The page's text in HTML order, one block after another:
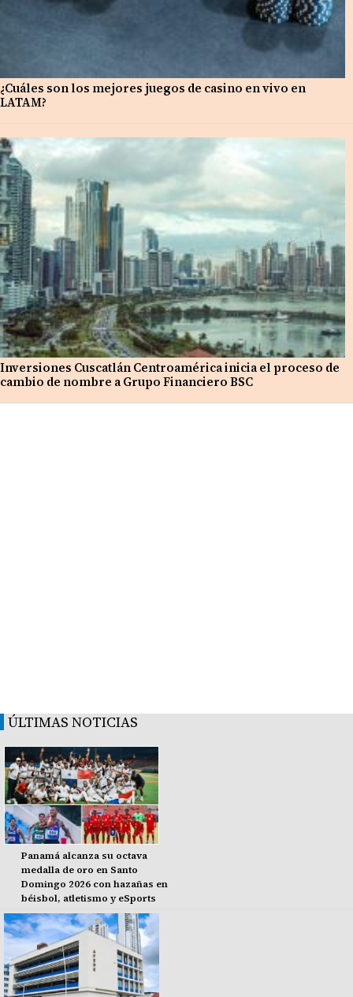
¿Cuáles son los mejores juegos de casino en vivo en
LATAM?
Inversiones Cuscatlán Centroamérica inicia el proceso de
cambio de nombre a Grupo Financiero BSC
ÚLTIMAS NOTICIAS
Panamá alcanza su octava
medalla de oro en Santo
Domingo 2026 con hazañas en
béisbol, atletismo y eSports